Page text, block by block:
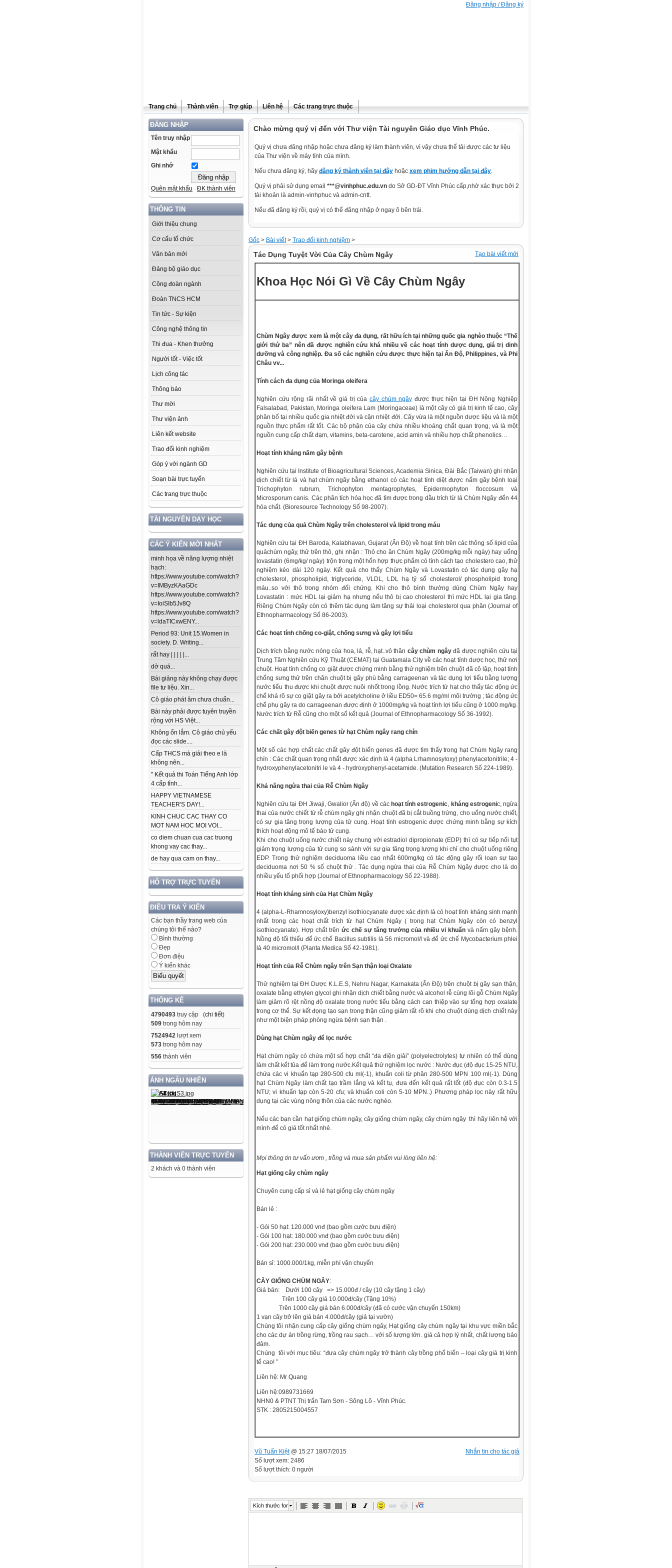
Đăng nhập / Đăng ký
Trang chủ Thành viên Trợ giúp Liên hệ Các trang trực thuộc
ĐĂNG NHẬP
Tên truy nhập
Mật khẩu
Ghi nhớ
Quên mật khẩu ĐK thành viên
THÔNG TIN
Giới thiệu chung
Cơ cấu tổ chức
Văn bản mới
Đảng bộ giáo dục
Công đoàn ngành
Đoàn TNCS HCM
Tin tức - Sự kiện
Công nghệ thông tin
Thi đua - Khen thưởng
Người tốt - Việc tốt
Lịch công tác
Thông báo
Thư mời
Thư viện ảnh
Liên kết website
Trao đổi kinh nghiệm
Góp ý với ngành GD
Soạn bài trực tuyến
Các trang trực thuộc
TÀI NGUYÊN DẠY HỌC
CÁC Ý KIẾN MỚI NHẤT
minh họa về năng lượng nhiệt
hạch:
https://www.youtube.com/watch?
v=IMByzKAaGDc
https://www.youtube.com/watch?
v=IoiSIb5Jv8Q
https://www.youtube.com/watch?
v=ldaTICxwENY...
Period 93: Unit 15.Women in
society. D. Writing...
rất hay | | | | |...
dở quá...
Bài giảng này không chạy được
file tư liệu. Xin...
Cô giáo phát âm chưa chuẩn...
Bài này phải được tuyên truyền
rộng với HS Việt...
Không ổn lắm. Cô giáo chủ yếu
đọc các slide....
Cấp THCS mà giải theo e là
không nên...
" Kết quả thi Toán Tiếng Anh lớp
4 cấp tỉnh...
HAPPY VIETNAMESE
TEACHER'S DAY!...
KINH CHUC CAC THAY CO
MOT NAM HOC MOI VOI...
co diem chuan cua cac truong
khong vay cac thay...
de hay qua cam on thay...
HỖ TRỢ TRỰC TUYẾN
ĐIỀU TRA Ý KIẾN
Các bạn thầy trang web của
chúng tôi thế nào?
Bình thường
Đẹp
Đơn điệu
Ý kiến khác
THỐNG KÊ
4790493 truy cập (chi tiết)
509 trong hôm nay
7524942 lượt xem
573 trong hôm nay
556 thành viên
ẢNH NGẪU NHIÊN
THÀNH VIÊN TRỰC TUYẾN
2 khách và 0 thành viên
Chào mừng quý vị đến với Thư viện Tài nguyên Giáo dục Vĩnh Phúc.
Quý vị chưa đăng nhập hoặc chưa đăng ký làm thành viên, vì vậy chưa thể tải được các tư liệu
của Thư viện về máy tính của mình.
Nếu chưa đăng ký, hãy đăng ký thành viên tại đây hoặc xem phim hướng dẫn tại đây.
Quý vị phải sử dụng email ***@vinhphuc.edu.vn do Sở GD-ĐT Vĩnh Phúc cấp,nhờ xác thực bởi 2
tài khoản là admin-vinhphuc và admin-cntt.
Nếu đã đăng ký rồi, quý vị có thể đăng nhập ở ngay ô bên trái.
Gốc > Bài viết> Trao đổi kinh nghiệm >
Tạo bài viết mới
Tác Dụng Tuyệt Vời Của Cây Chùm Ngây
Khoa Học Nói Gì Về Cây Chùm Ngây
Chùm Ngây được xem là một cây đa dụng, rất hữu ích tại những quốc gia nghèo thuộc “Thế
giới thứ ba” nên đã được nghiên cứu khá nhiều về các hoạt tính dược dụng, giá trị dinh
dưỡng và công nghiệp. Đa số các nghiên cứu được thực hiện tại Ấn Độ, Philippines, và Phi
Châu vv...
Tính cách đa dụng của Moringa oleifera
Nghiên cứu rộng rãi nhất về giá trị của cây chùm ngây được thực hiện tại ĐH Nông Nghiệp
Falsalabad, Pakistan, Moringa oleifera Lam (Moringaceae) là một cây có giá trị kinh tế cao, cây
phân bố tại nhiều quốc gia nhiệt đới và cận nhiệt đới. Cây vừa là một nguồn dược liệu và là một
nguồn thực phẩm rất tốt. Các bộ phận của cây chứa nhiều khoáng chất quan trọng, và là một
nguồn cung cấp chất đạm, vitamins, beta-carotene, acid amin và nhiều hợp chất phenolics…
Hoạt tính kháng nấm gây bệnh
Nghiên cứu tại Institute of Bioagricultural Sciences, Academia Sinica, Đài Bắc (Taiwan) ghi nhận
dịch chiết từ lá và hạt chùm ngây bằng ethanol có các hoạt tính diệt được nấm gây bệnh loại
Trichophyton rubrum, Trichophyton mentagrophytes, Epidermophyton floccosum và
Microsporum canis. Các phân tích hóa học đã tìm được trong dầu trích từ lá Chùm Ngây đến 44
hóa chất. (Bioresource Technology Số 98-2007).
Tác dụng của quả Chùm Ngây trên cholesterol và lipid trong máu
Nghiên cứu tại ĐH Baroda, Kalabhavan, Gujarat (Ấn Độ) về hoạt tính trên các thông số lipid của
quảchùm ngây, thử trên thỏ, ghi nhận : Thỏ cho ăn Chùm Ngây (200mg/kg mỗi ngày) hay uống
lovastatin (6mg/kg/ ngày) trộn trong một hổn hợp thực phẩm có tính cách tạo cholestero cao, thử
nghiệm kéo dài 120 ngày. Kết quả cho thấy Chùm Ngây và Lovastatin có tác dụng gây hạ
cholesterol, phospholipid, triglyceride, VLDL, LDL hạ tỷ số cholesterol/ phospholipid trong
máu..so với thỏ trong nhóm đối chứng. Khi cho thỏ bình thường dùng Chùm Ngây hay
Lovastatin : mức HDL lại giảm hạ nhưng nếu thỏ bị cao cholesterol thì mức HDL lại gia tăng.
Riêng Chùm Ngây còn có thêm tác dụng làm tăng sự thải loại cholesterol qua phân (Journal of
Ethnopharmacology Số 86-2003).
Các hoạt tính chống co-giật, chống sưng và gây lợi tiểu
Dịch trích bằng nước nóng của hoa, lá, rễ, hạt..vỏ thân cây chùm ngâyđã được nghiên cứu tại
Trung Tâm Nghiên cứu Kỹ Thuật (CEMAT) tại Guatamala City về các hoạt tính dược học, thử nơi
chuột. Hoạt tính chống co giật được chứng minh bằng thử nghiệm trên chuột đã cô lập, hoạt tính
chống sưng thử trên chân chuột bị gây phù bằng carrageenan và tác dụng lợi tiểu bằng lượng
nước tiểu thu được khi chuột được nuôi nhốt trong lồng. Nước trích từ hạt cho thấy tác động ức
chế khá rõ sự co giật gây ra bởi acetylcholine ở liều ED50= 65.6 mg/ml môi trường ; tác động ức
chế phụ gây ra do carrageenan được định ở 1000mg/kg và hoạt tính lợi tiểu cũng ở 1000 mg/kg.
Nước trích từ Rễ cũng cho một số kết quả (Journal of Ethnopharmacology Số 36-1992).
Các chất gây đột biến genes từ hạt Chùm ngây rang chín
Một số các hợp chất các chất gây đột biến genes đã được tìm thấy trong hạt Chùm Ngây rang
chín : Các chất quan trọng nhất được xác định là 4 (alpha Lrhamnosyloxy) phenylacetonitrile; 4 -
hydroxyphenylacetonitri le và 4 - hydroxyphenyl-acetamide. (Mutation Research Số 224-1989).
Khả năng ngừa thai của Rễ Chùm Ngây
Nghiên cứu tại ĐH Jiwaji, Gwalior (Ấn độ) về các hoạt tính estrogenic, kháng estrogenic, ngừa
thai của nước chiết từ rễ chùm ngây ghi nhận chuột đã bị cắt buồng trứng, cho uống nước chiết,
có sự gia tăng trọng lượng của tử cung. Hoạt tính estrogenic được chứng minh bằng sự kích
thích hoạt động mô tế bào tử cung.
Khi cho chuột uống nước chiết này chung với estradiol dipropionate (EDP) thì có sự tiếp nối tụt
giảm trọng lượng của tử cung so sánh với sự gia tăng trọng lượng khi chỉ cho chuột uống riêng
EDP. Trong thử nghiệm deciduoma liều cao nhất 600mg/kg có tác động gây rối loạn sự tạo
deciduoma nơi 50 % số chuột thử . Tác dụng ngừa thai của Rễ Chùm Ngây được cho là do
nhiều yếu tố phối hợp (Journal of Ethnopharmacology Số 22-1988).
Hoạt tính kháng sinh của Hạt Chùm Ngây
4 (alpha-L-Rhamnosyloxy)benzyl isothiocyanate được xác định là có hoạt tính kháng sinh mạnh
nhất trong các hoạt chất trích từ hạt Chùm Ngây ( trong hạt Chùm Ngây còn có benzyl
isothiocyanate). Hợp chất trên ức chế sự tăng trưởng của nhiều vi khuẩn và nấm gây bệnh.
Nồng độ tối thiểu để ức chế Bacillus subtilis là 56 micromol/l và để ức chế Mycobacterium phlei
là 40 micromol/l (Planta Medica Số 42-1981).
Hoạt tính của Rễ Chùm ngây trên Sạn thận loại Oxalate
Thử nghiệm tại ĐH Dược K.L.E.S, Nehru Nagar, Karnakata (Ấn Độ) trên chuột bị gây sạn thận,
oxalate bằng ethylen glycol ghi nhận dịch chiết bằng nước và alcohol rễ cùng lõi gỗ Chùm Ngây
làm giảm rõ rệt nồng độ oxalate trong nước tiểu bằng cách can thiệp vào sự tổng hợp oxalate
trong cơ thể. Sự kết đọng tạo sạn trong thận cũng giảm rất rõ khi cho chuột dùng dịch chiết này
như một biện pháp phòng ngừa bệnh sạn thận .
Dùng hạt Chùm ngây để lọc nước
Hạt chùm ngây có chứa một số hợp chất “đa điện giải” (polyelectrolytes) tự nhiên có thể dùng
làm chất kết tủa để làm trong nước.Kết quả thử nghiệm lọc nước : Nước đục (độ đục 15-25 NTU,
chứa các vi khuẩn tạp 280-500 cfu ml(-1), khuẩn coli từ phân 280-500 MPN 100 ml(-1). Dùng
hạt Chùm Ngây làm chất tạo trầm lắng và kết tụ, đưa đến kết quả rất tốt (độ đục còn 0.3-1.5
NTU; vi khuẩn tạp còn 5-20 cfu; và khuẩn coli còn 5-10 MPN..) Phương pháp lọc này rất hữu
dụng tại các vùng nông thôn của các nước nghèo.
Nếu các bạn cần hạt giống chùm ngây, cây giống chùm ngây, cây chùm ngây thì hãy liên hệ với
mình để có giá tốt nhất nhé.
Mọi thông tin tư vấn ươm , trồng và mua sản phẩm vui lòng liên hệ:
Hạt giống cây chùm ngây
Chuyên cung cấp sỉ và lẻ hạt giống cây chùm ngây
Bán lẻ :
- Gói 50 hạt: 120.000 vnđ (bao gồm cước bưu điện)
- Gói 100 hạt: 180.000 vnđ (bao gồm cước bưu điện)
- Gói 200 hạt: 230.000 vnđ (bao gồm cước bưu điện)
Bán sỉ: 1000.000/1kg, miễn phí vận chuyển
CÂY GIỐNG CHÙM NGÂY:
Giá bán: Dưới 100 cây => 15.000đ / cây (10 cây tặng 1 cây)
Trên 100 cây giá 10.000đ/cây (Tặng 10%)
Trên 1000 cây giá bán 6.000đ/cây (đã có cước vận chuyển 150km)
1 vạn cây trở lên giá bán 4.000đ/cây (giá tại vườn)
Chúng tôi nhận cung cấp cây giống chùm ngây, Hạt giống cây chùm ngây tại khu vực miền bắc
cho các dự án trồng rừng, trồng rau sạch… với số lượng lớn. giá cả hợp lý nhất, chất lượng bảo
đảm.
Chúng tôi với mục tiêu: “đưa cây chùm ngây trở thành cây trồng phổ biến – loại cây giá trị kinh
tế cao! ”
Liên hệ: Mr Quang
Liên hệ:0989731669
NHN0 & PTNT Thị trấn Tam Sơn - Sông Lô - Vĩnh Phúc.
STK : 2805215004557
Nhắn tin cho tác giả
Vũ Tuấn Kiệt@ 15:27 18/07/2015
Số lượt xem: 2486
Số lượt thích: 0 người
Kích thước font